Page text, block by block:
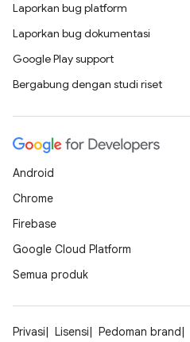
Laporkan bug platform
Laporkan bug dokumentasi
Google Play support
Bergabung dengan studi riset
Android
Chrome
Firebase
Google Cloud Platform
Semua produk
Privasi Lisensi Pedoman brand